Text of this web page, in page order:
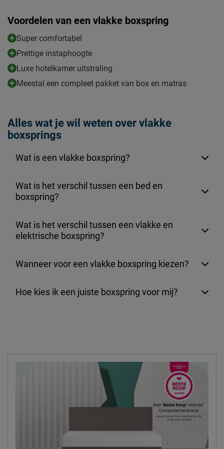
Voordelen van een vlakke boxspring
Super comfortabel
Prettige instaphoogte
Luxe hotelkamer uitstraling
Meestal een compleet pakket van box en matras
Alles wat je wil weten over vlakke
boxsprings
Wat is een vlakke boxspring?
Wat is het verschil tussen een bed en
boxspring?
Wat is het verschil tussen een vlakke en
elektrische boxspring?
Wanneer voor een vlakke boxspring kiezen?
Hoe kies ik een juiste boxspring voor mij?